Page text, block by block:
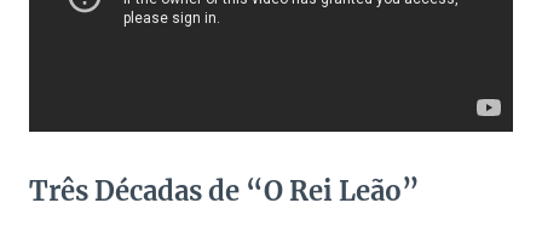
Três Décadas de “O Rei Leão”